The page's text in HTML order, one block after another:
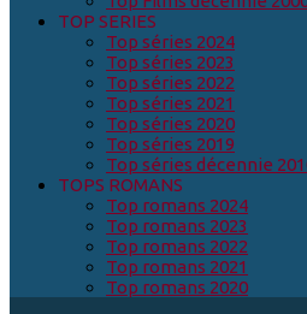
TOP SERIES
Top séries 2024
Top séries 2023
Top séries 2022
Top séries 2021
Top séries 2020
Top séries 2019
Top séries décennie
TOPS ROMANS
Top romans 2024
Top romans 2023
Top romans 2022
Top romans 2021
Top romans 2020